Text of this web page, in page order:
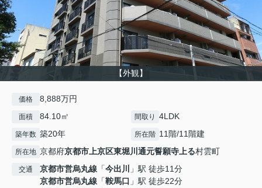
【外観】
価格 8,888万円
面積 84.10㎡ 間取り 4LDK
築年数 築20年 所在階 11階/11階建
所在地 京都府京都市上京区東堀川通元誓願寺上る村雲町
交通 京都市営烏丸線 「今出川
」駅 徒歩11分
京都市営烏丸線 「鞍馬口 」駅 徒歩22分